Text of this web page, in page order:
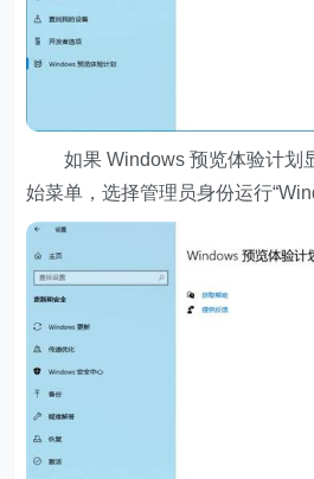
如果 Windows 预览体验计划
始菜单，选择管理员身份运行